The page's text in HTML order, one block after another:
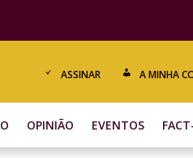
ASSINAR A MINHA
OPINIÃO EVENTOS